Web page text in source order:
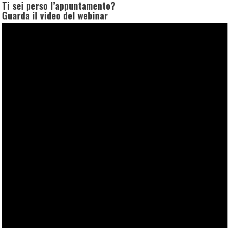
Ti sei perso l’appuntamento?
Guarda il video del webinar